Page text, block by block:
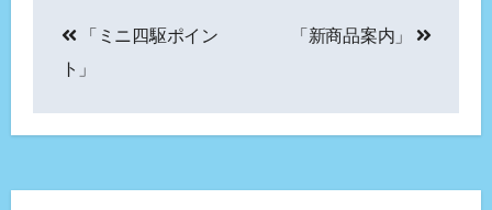
ビ
ゲ
「ミニ四駆ポイン
ト」
「新商品案内」